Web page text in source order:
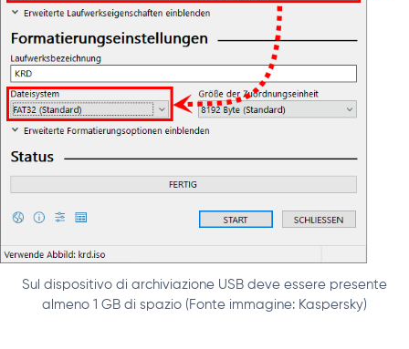
Sul dispositivo di archiviazione USB deve essere presente
almeno 1 GB di spazio (Fonte immagine: Kaspersky)